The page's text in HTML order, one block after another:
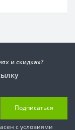
и скидках?
Подписаться
с условиями